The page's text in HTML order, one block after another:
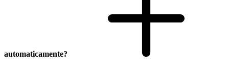
automaticamente?